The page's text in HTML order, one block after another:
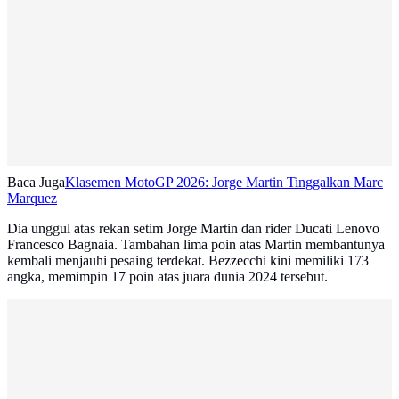
Baca JugaKlasemen MotoGP 2026: Jorge Martin Tinggalkan Marc
Marquez
Dia unggul atas rekan setim Jorge Martin dan rider Ducati Lenovo
Francesco Bagnaia. Tambahan lima poin atas Martin membantunya
kembali menjauhi pesaing terdekat. Bezzecchi kini memiliki 173
angka, memimpin 17 poin atas juara dunia 2024 tersebut.